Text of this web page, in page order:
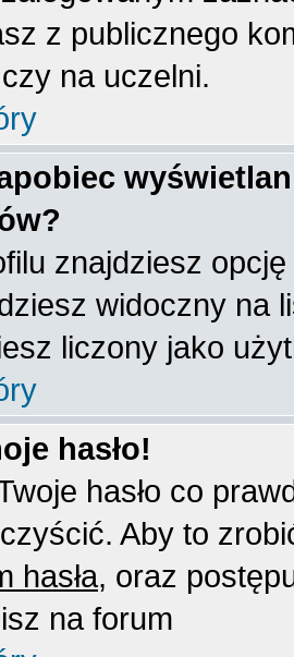
z publicznego
na uczelni.
znajdziesz opcję
widoczny na
liczony jako
hasło!
hasło co
Aby to
hasła, oraz
na forum